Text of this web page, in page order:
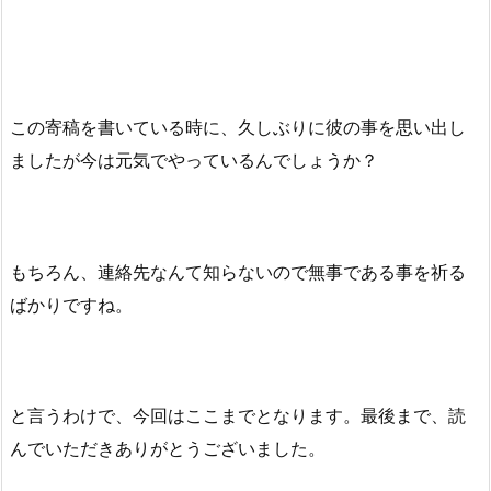
この寄稿を書いている時に、久しぶりに彼の事を思い出し
ましたが今は元気でやっているんでしょうか？
もちろん、連絡先なんて知らないので無事である事を祈る
ばかりですね。
と言うわけで、今回はここまでとなります。最後まで、読
んでいただきありがとうございました。